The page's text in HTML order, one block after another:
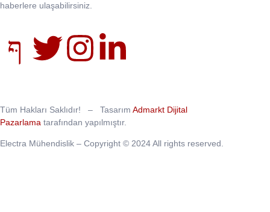
haberlere ulaşabilirsiniz.
Tüm Hakları Saklıdır! – Tasarım Admarkt Dijital
Pazarlama tarafından yapılmıştır.
Electra Mühendislik – Copyright © 2024 All rights reserved.